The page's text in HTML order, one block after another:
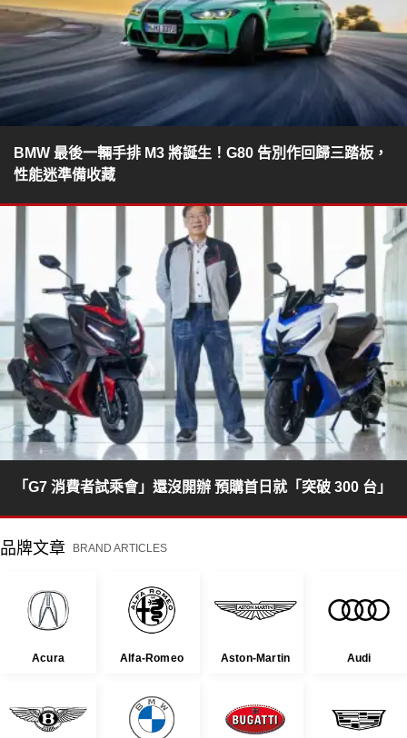
BMW 最後一輛手排 M3 將誕生！G80 告別作回歸三踏板，
性能迷準備收藏
「G7 消費者試乘會」還沒開辦 預購首日就「突破 300 台」
品牌文章 BRAND ARTICLES
Acura Alfa-Romeo Aston-Martin Audi